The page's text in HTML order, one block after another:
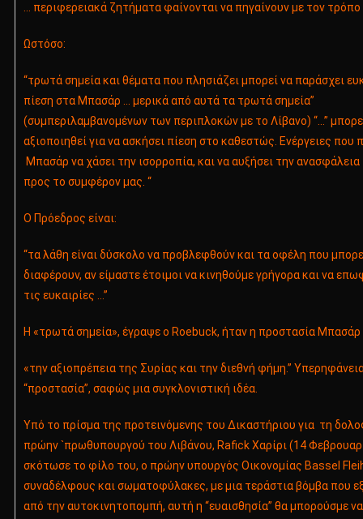
… περιφερειακά ζητήματα φαίνονται να πηγαίνουν με τον
Ωστόσο:
“τρωτά σημεία και θέματα που πλησιάζει μπορεί να παράσχει
πίεση στα Μπασάρ … μερικά από αυτά τα τρωτά σημεία”
(συμπεριλαμβανομένων των περιπλοκών με το Λίβανο) “…”
αξιοποιηθεί για να ασκήσει πίεση στο καθεστώς. Ενέργειες που
Μπασάρ να χάσει την ισορροπία, και να αυξήσει την ανασφάλεια
προς το συμφέρον μας. “
Ο Πρόεδρος είναι:
“τα λάθη είναι δύσκολο να προβλεφθούν και τα οφέλη που
διαφέρουν, αν είμαστε έτοιμοι να κινηθούμε γρήγορα και να
τις ευκαιρίες …”
Η «τρωτά σημεία», έγραψε ο Roebuck, ήταν η προστασία
«την αξιοπρέπεια της Συρίας και την διεθνή φήμη.”
“προστασία”, σαφώς μια συγκλονιστική ιδέα.
Υπό το πρίσμα της προτεινόμενης του Δικαστήριου για τη
πρώην `πρωθυπουργού του Λιβάνου, Rafick Χαρίρι (14
σκότωσε το φίλο του, ο πρώην υπουργός Οικονομίας Bassel
συναδέλφους και σωματοφύλακες, με μια τεράστια βόμβα που
από την αυτοκινητοπομπή, αυτή η “ευαισθησία” θα μπορούσμε